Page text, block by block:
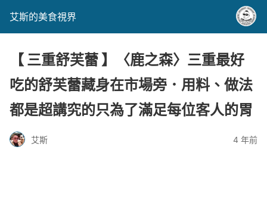
艾斯的美食視界
【 三重舒芙蕾 】〈鹿之森〉三重最好
吃的舒芙蕾藏身在市場旁．用料、做法
都是超講究的只為了滿足每位客人的胃
艾斯 4 年前